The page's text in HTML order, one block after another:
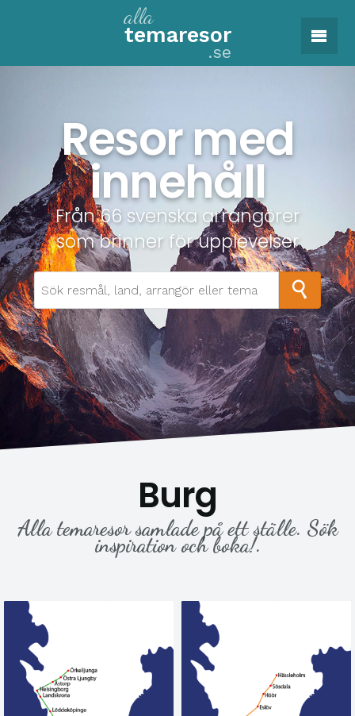
alla
temaresor
.se
Resor med
innehåll
Från 66 svenska arrangörer
som brinner för upplevelser
Burg
Alla temaresor samlade på ett ställe. Sök
inspiration och boka!.